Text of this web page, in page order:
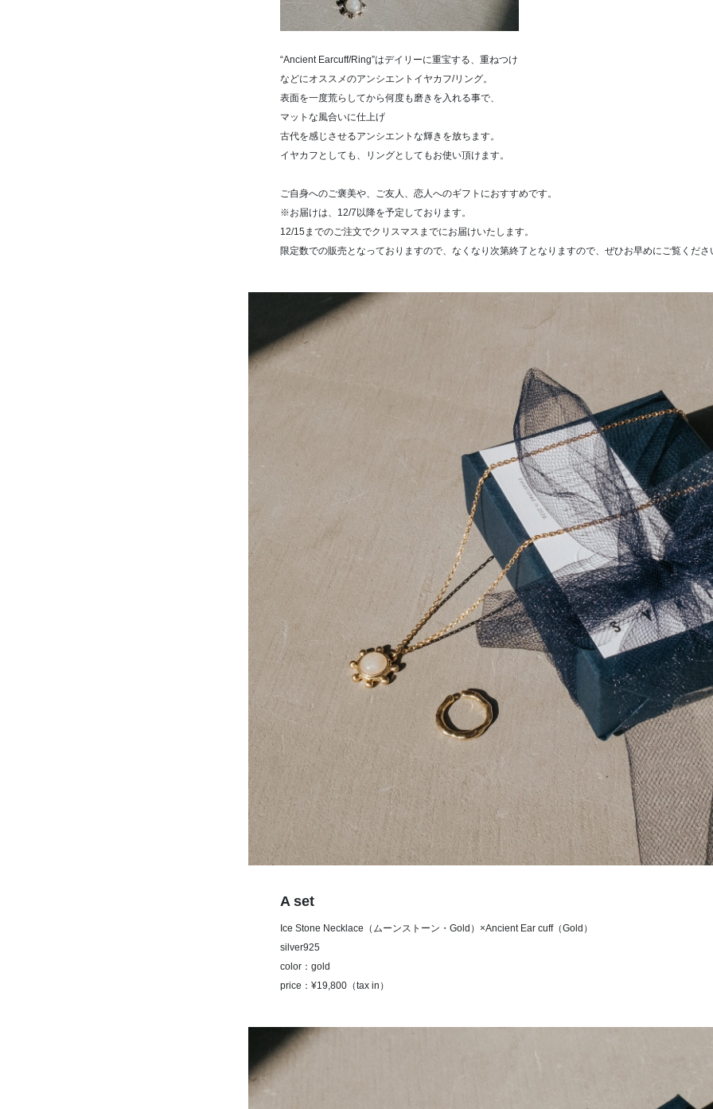
“Ancient Earcuff/Ring”はデイリーに重宝する、重ねつけ
などにオススメのアンシエントイヤカフ/リング。
表面を一度荒らしてから何度も磨きを入れる事で、
マットな風合いに仕上げ
古代を感じさせるアンシエントな輝きを放ちます。
イヤカフとしても、リングとしてもお使い頂けます。
ご自身へのご褒美や、ご友人、恋人へのギフトにおすすめです。
※お届けは、12/7以降を予定しております。
12/15までのご注文でクリスマスまでにお届けいたします。
限定数での販売となっておりますので、なくなり次第終了となりますので、ぜひお早めにご覧くださ
A set
Ice Stone Necklace（ムーンストーン・Gold）×Ancient Ear cuff（Gold）
silver925
color：gold
price：¥19,800（tax in）